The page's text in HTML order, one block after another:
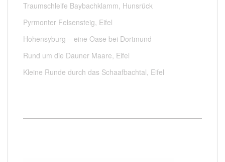
Traumschleife Baybachklamm, Hunsrück
Pyrmonter Felsensteig, Eifel
Hohensyburg – eine Oase bei Dortmund
Rund um die Dauner Maare, Eifel
Kleine Runde durch das Schaafbachtal, Eifel